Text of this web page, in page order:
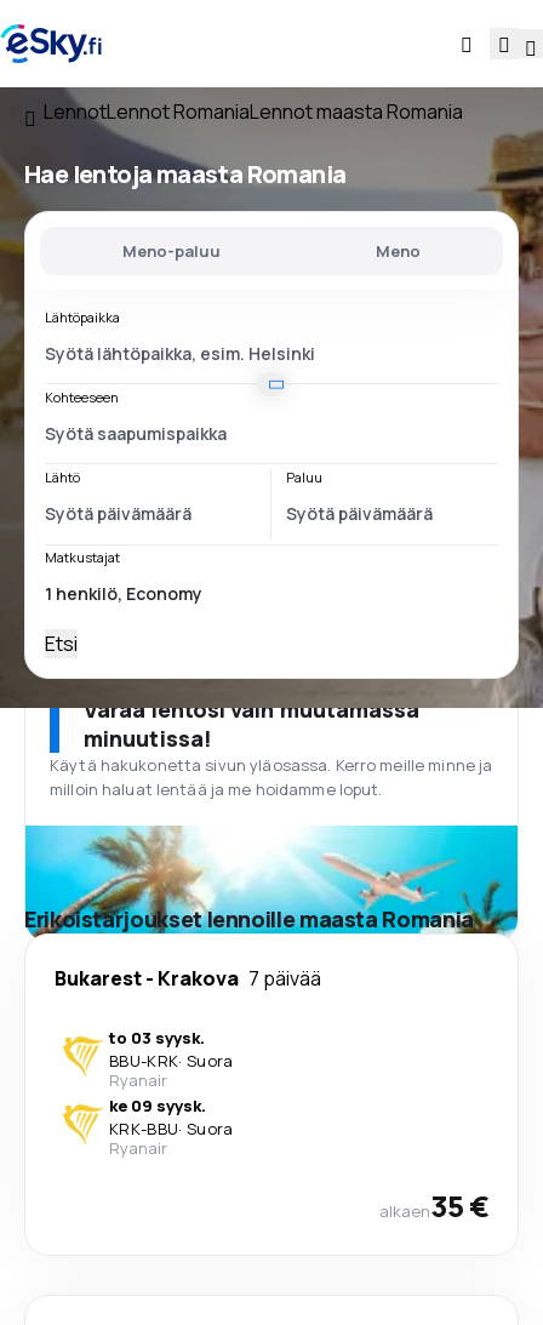
LennotLennot RomaniaLennot maasta Romania
Hae lentojamaasta Romania
Meno-paluu Meno
Lähtöpaikka
Kohteeseen
Lähtö Paluu
Matkustajat
Etsi
Varaa lentosi vain muutamassa
minuutissa!
Käytä hakukonetta sivun yläosassa. Kerro meille minne ja
milloin haluat lentää ja me hoidamme loput.
Erikoistarjoukset lennoille maasta Romania
Bukarest- Krakova 7 päivää
to 03 syysk.
BBU-KRK· Suora
Ryanair
ke 09 syysk.
KRK-BBU· Suora
Ryanair
alkaen35 €